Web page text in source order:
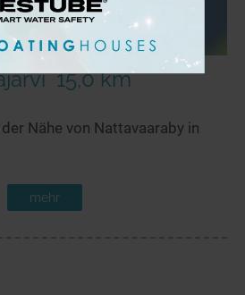
15,0 km
Nähe von Nattavaaraby in
mehr